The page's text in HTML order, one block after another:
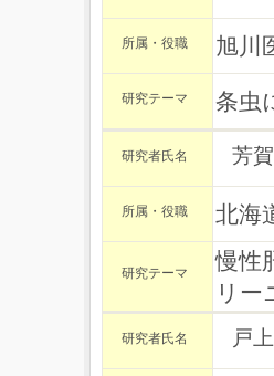
所属・役職 旭川
研究テーマ 条虫
研究者氏名 芳
所属・役職 北海
研究テーマ
慢性
リー
研究者氏名 戸